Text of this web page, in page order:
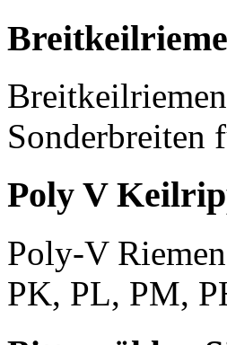
Sonderbreiten
Poly V
Poly-V
PK, PL, PM,